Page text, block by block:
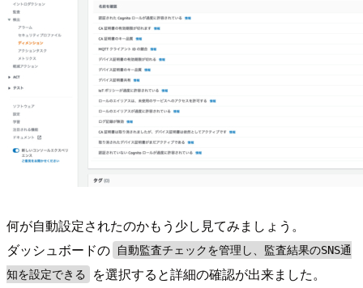
何が自動設定されたのかもう少し見てみましょう。
ダッシュボードの
自動監査チェックを管理し、監査結果のSNS通
知を設定できる
を選択すると詳細の確認が出来ました。